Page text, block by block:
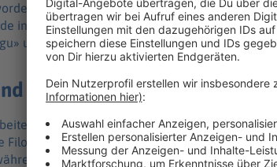
war, als Produzentin tätig sein, teilte
in dieser Rolle unter anderem an
und «Star Wars: Starfighter» mit Ryan
zwei Studio-Veteranen
des Filmstudios sollen Kennedys
Filoni als Präsident auch für die kreative Leitung
Lynwen Brennan als Co-Präsidentin